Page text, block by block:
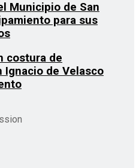
Municipio de San
para sus
costura de
Ignacio de Velasco